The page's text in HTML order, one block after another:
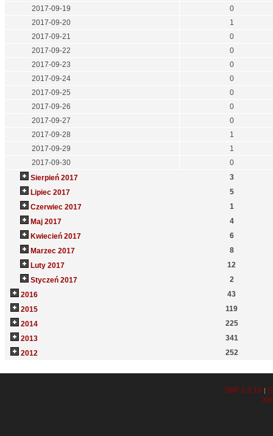
2017-09-19
0
2017-09-20
1
2017-09-21
0
2017-09-22
0
2017-09-23
0
2017-09-24
0
2017-09-25
0
2017-09-26
0
2017-09-27
0
2017-09-28
1
2017-09-29
1
2017-09-30
0
Sierpień 2017
3
Lipiec 2017
5
Czerwiec 2017
1
Maj 2017
4
Kwiecień 2017
6
Marzec 2017
8
Luty 2017
12
Styczeń 2017
2
2016
43
2015
119
2014
225
2013
341
2012
252
SMF 2.0.19